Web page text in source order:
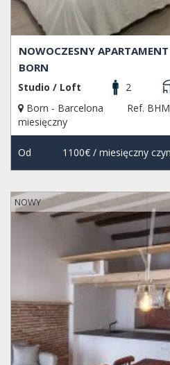
NOWOCZESNY
BORN
Studio / Loft 2
Born - Barcelona
Ref.
miesięczny
Od 1100€/ miesięczny
NOWY